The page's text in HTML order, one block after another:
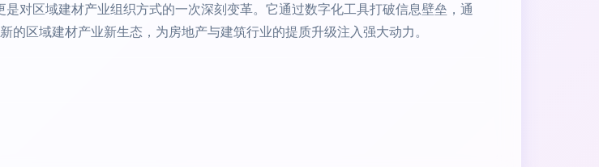
对区域建材产业组织方式的一次深刻变革。它通过数字化工具打破信息壁垒，通
区域建材产业新生态，为房地产与建筑行业的提质升级注入强大动力。